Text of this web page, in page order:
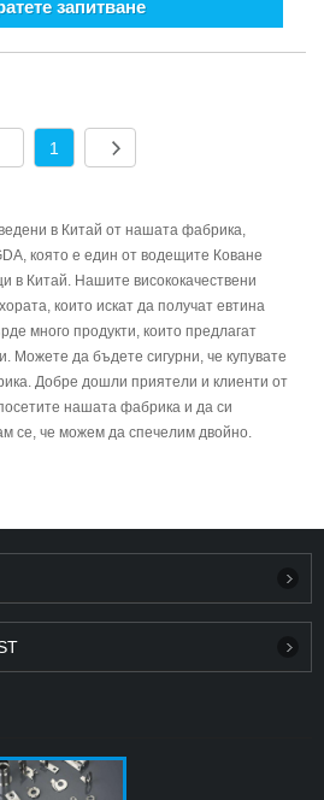
с нарастването на нови
запитване
1
в Китай от нашата фабрика,
която е един от водещите Коване
в Китай. Нашите висококачествени
които искат да получат евтина
много продукти, които предлагат
Можете да бъдете сигурни, че купувате
Добре дошли приятели и клиенти от
нашата фабрика и да си
се, че можем да спечелим двойно.